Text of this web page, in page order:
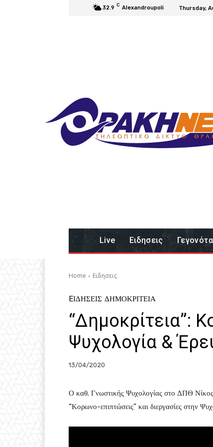
32.9 C Alexandroupoli Thursday,
Live Eιδησεις Γεγονότα
Home Eιδησεις
EΙΔΗΣΕΙΣ ΔΗΜΟΚΡΙΤΕΙΑ
“Δημοκρίτεια”:
Ψυχολογία &
13/04/2020
Ο καθ. Γνωστικής Ψυχολογίας στο ΔΠΘ Νίκος
“Κορωνο-επιπτώσεις” και διεργασίες στην